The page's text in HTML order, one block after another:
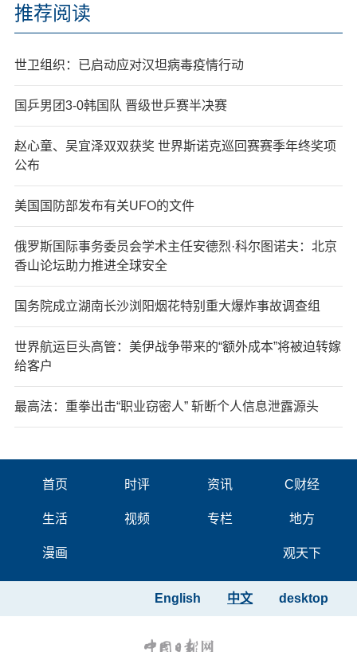
推荐阅读
世卫组织：已启动应对汉坦病毒疫情行动
国乒男团3-0韩国队 晋级世乒赛半决赛
赵心童、吴宜泽双双获奖 世界斯诺克巡回赛赛季年终奖项
公布
美国国防部发布有关UFO的文件
俄罗斯国际事务委员会学术主任安德烈·科尔图诺夫：北京
香山论坛助力推进全球安全
国务院成立湖南长沙浏阳烟花特别重大爆炸事故调查组
世界航运巨头高管：美伊战争带来的“额外成本”将被迫转嫁
给客户
最高法：重拳出击“职业窃密人” 斩断个人信息泄露源头
首页 时评 资讯 C财经
生活 视频 专栏 地方
漫画 观天下
desktop
中文
English